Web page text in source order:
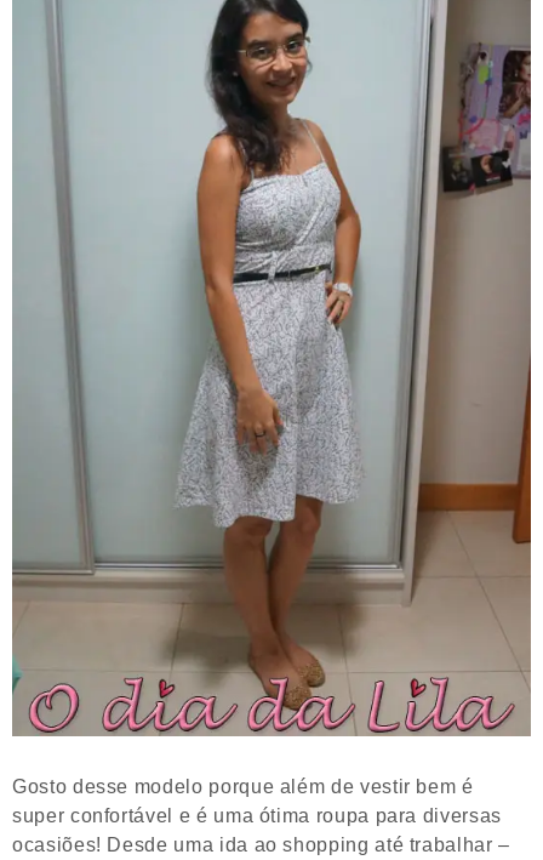
Gosto desse modelo porque além de vestir bem é
super confortável e é uma ótima roupa para diversas
ocasiões! Desde uma ida ao shopping até trabalhar –